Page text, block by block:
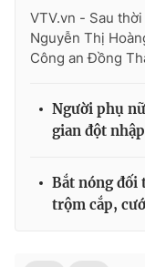
VTV.vn - Sau
Nguyễn Thị
Công an Đồng
Người phụ
gian đột
Bắt nóng đối
trộm cắp,